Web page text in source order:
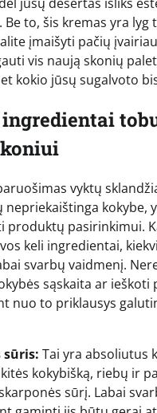
to, šis kremas yra lyg
įmaišyti pačių
vis naują skonių
kokio jūsų sugalvoto
vyktų
kokybe,
produktų pasirinkimui.
keli ingredientai,
svarbų vaidmenį.
sąskaita ar ieškoti
nuo to priklausys
sūris: Tai yra absoliutus
kokybišką, riebų ir
sūrį. Labai